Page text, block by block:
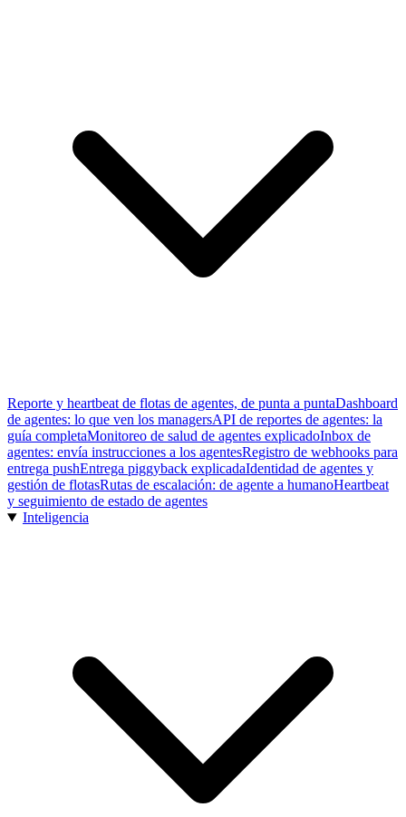
Reporte y heartbeat de flotas de agentes, de punta a puntaDashboard
de agentes: lo que ven los managersAPI de reportes de agentes: la
guía completaMonitoreo de salud de agentes explicadoInbox de
agentes: envía instrucciones a los agentesRegistro de webhooks para
entrega pushEntrega piggyback explicadaIdentidad de agentes y
gestión de flotasRutas de escalación: de agente a humanoHeartbeat
y seguimiento de estado de agentes
Inteligencia